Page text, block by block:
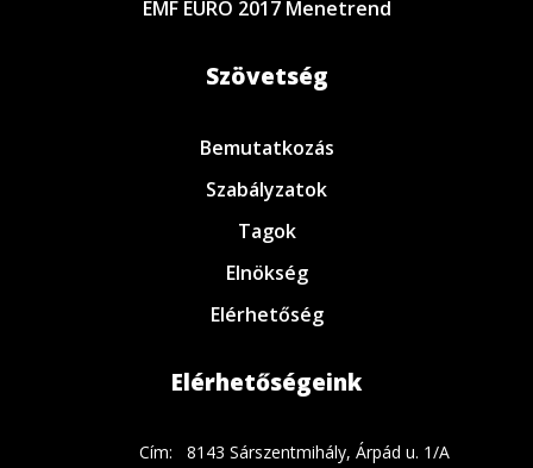
EMF EURO 2017 Menetrend
Szövetség
Bemutatkozás
Szabályzatok
Tagok
Elnökség
Elérhetőség
Elérhetőségeink
Cím:
8143 Sárszentmihály, Árpád u. 1/A